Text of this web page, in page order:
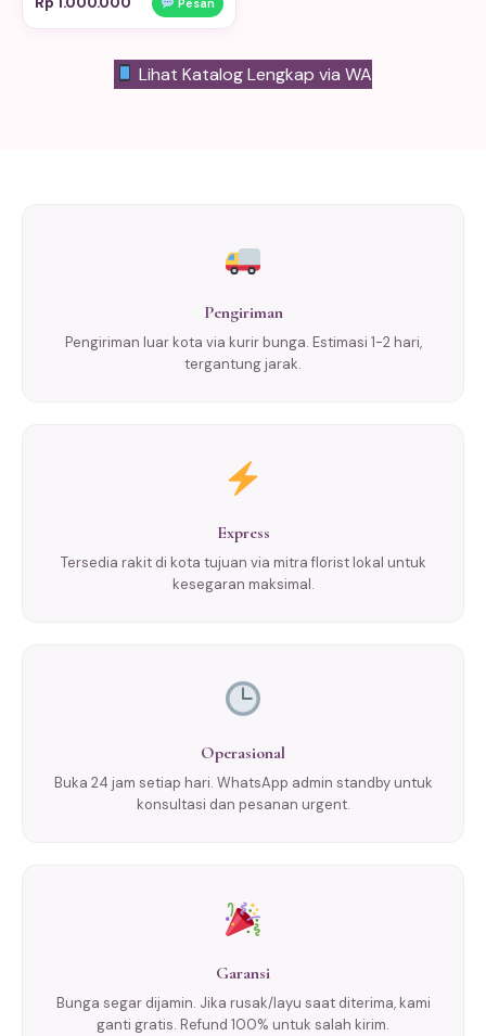
Lihat Katalog Lengkap via WA
Pengiriman
Pengiriman luar kota via kurir bunga. Estimasi 1-2 hari,
tergantung jarak.
Express
Tersedia rakit di kota tujuan via mitra florist lokal untuk
kesegaran maksimal.
Operasional
Buka 24 jam setiap hari. WhatsApp admin standby untuk
konsultasi dan pesanan urgent.
Garansi
Bunga segar dijamin. Jika rusak/layu saat diterima, kami
ganti gratis. Refund 100% untuk salah kirim.